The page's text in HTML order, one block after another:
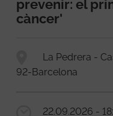
prevenir: el
càncer'
La Pedrera -
92-Barcelona
22.09.2026 -